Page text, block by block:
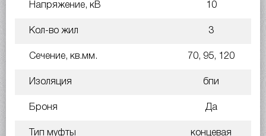
Напряжение, кВ 10
Кол-во жил 3
Сечение, кв.мм. 70, 95, 120
Изоляция бпи
Броня Да
Тип муфты концевая